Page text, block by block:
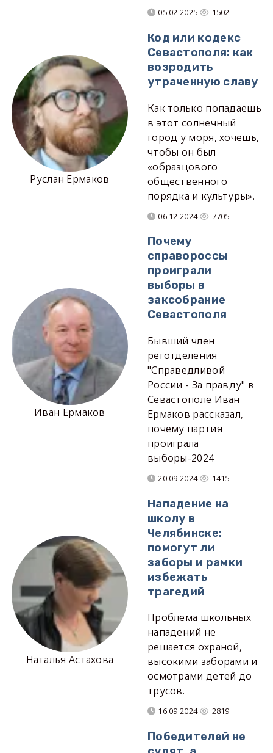
05.02.2025 1502
Руслан Ермаков
Код или кодекс
Севастополя: как
возродить
утраченную славу
Как только попадаешь
в этот солнечный
город у моря, хочешь,
чтобы он был
«образцового
общественного
порядка и культуры».
06.12.2024 7705
Иван Ермаков
Почему
справороссы
проиграли
выборы в
заксобрание
Севастополя
Бывший член
реготделения
"Справедливой
России - За правду" в
Севастополе Иван
Ермаков рассказал,
почему партия
проиграла
выборы-2024
20.09.2024 1415
Наталья Астахова
Нападение на
школу в
Челябинске:
помогут ли
заборы и рамки
избежать
трагедий
Проблема школьных
нападений не
решается охраной,
высокими заборами и
осмотрами детей до
трусов.
16.09.2024 2819
Победителей не